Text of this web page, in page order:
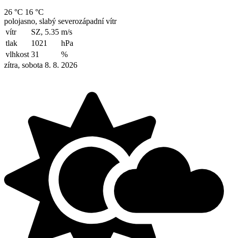
26 °C 16 °C
polojasno, slabý severozápadní vítr
vítr
SZ, 5.35 m/s
tlak
1021
hPa
vlhkost 31
%
zítra, sobota 8. 8. 2026